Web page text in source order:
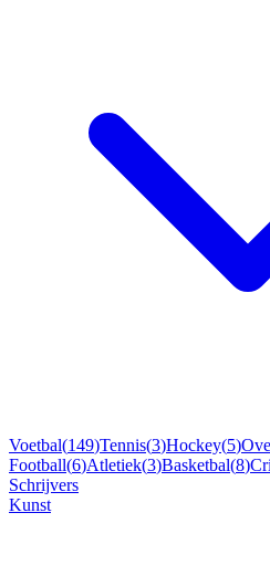
Voetbal(149)Tennis(3)Hockey(5)
Football(6)Atletiek(3)Basketbal(8)
Schrijvers
Kunst